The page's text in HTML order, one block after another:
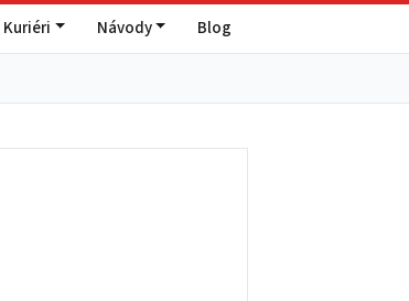
Kuriéri Návody Blog